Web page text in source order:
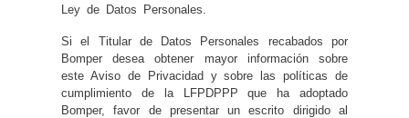
Ley de Datos Personales.
Si el Titular de Datos Personales recabados por
Bomper desea obtener mayor información sobre
este Aviso de Privacidad y sobre las políticas de
cumplimiento de la LFPDPPP que ha adoptado
Bomper, favor de presentar un escrito dirigido al